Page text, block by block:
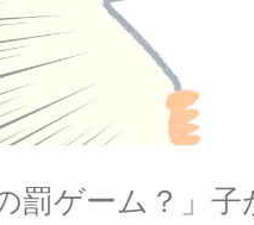
罰ゲーム？」